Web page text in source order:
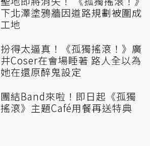
下北澤塗鴉牆因道路規劃被圍成
工地
扮得太逼真！《孤獨搖滾！》廣
井Coser在會場睡著 路人全以為
她在還原醉鬼設定
團結Band來啦！即日起《孤獨
搖滾》主題Café用餐再送特典